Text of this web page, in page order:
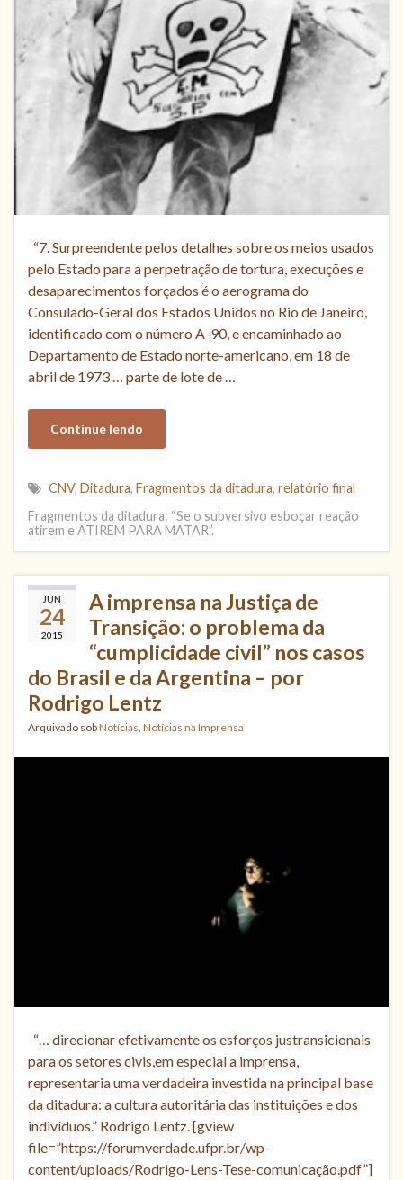
“7. Surpreendente pelos detalhes sobre os meios usados
pelo Estado para a perpetração de tortura, execuções e
desaparecimentos forçados é o aerograma do
Consulado-Geral dos Estados Unidos no Rio de Janeiro,
identificado com o número A-90, e encaminhado ao
Departamento de Estado norte-americano, em 18 de
abril de 1973 … parte de lote de …
Continue lendo
CNV, Ditadura, Fragmentos da ditadura, relatório final
Fragmentos da ditadura: “Se o subversivo esboçar reação
atirem e ATIREM PARA MATAR”.
JUN
24
2015
A imprensa na Justiça de
Transição: o problema da
“cumplicidade civil” nos casos
do Brasil e da Argentina – por
Rodrigo Lentz
Arquivado sobNotícias, Notícias na Imprensa
“… direcionar efetivamente os esforços justransicionais
para os setores civis,em especial a imprensa,
representaria uma verdadeira investida na principal base
da ditadura: a cultura autoritária das instituições e dos
indivíduos.” Rodrigo Lentz. [gview
file=”https://forumverdade.ufpr.br/wp-
content/uploads/Rodrigo-Lens-Tese-comunicação.pdf”]